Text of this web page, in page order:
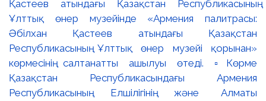
Қастеев атындағы Қазақстан Республикасының
Ұлттық өнер музейінде «Армения палитрасы:
Әбілхан Қастеев атындағы Қазақстан
Республикасының Ұлттық өнер музейі қорынан»
көрмесінің салтанатты ашылуы өтеді. ▫️Көрме
Қазақстан Республикасындағы Армения
Республикасының Елшілігінің және Алматы